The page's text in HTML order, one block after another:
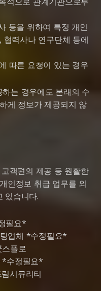
등을 위하여 특정 개인
력사나 연구단체 등에
따른 요청이 있는 경우
는 경우에도 본래의 수
게 정보가 제공되지 않
객편의 제공 등 원활한
인정보 취급 업무를 외
있습니다.
필요*
업체 *수정필요*
플로
*수정필요*
시큐리티